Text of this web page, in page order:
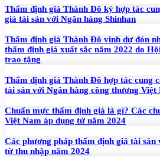
Thẩm định giá Thành Đô ký hợp tác
giá tài sản với Ngân hàng Shinhan
Thẩm định giá Thành Đô vinh dự đón
thẩm định giá xuất sắc năm 2022 do
trao tặng
Thẩm định giá Thành Đô hợp tác cung
tài sản với Ngân hàng công thương
Chuẩn mực thẩm định giá là gì? Các
Việt Nam áp dụng từ năm 2024
Các phương pháp thẩm định giá tài sản
từ thu nhập năm 2024